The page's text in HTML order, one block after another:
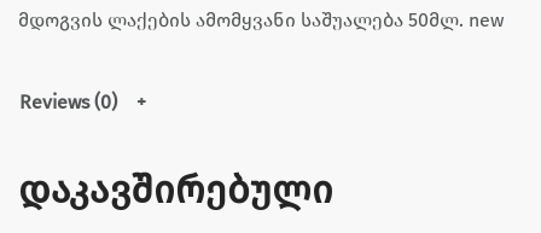
მდოგვის ლაქების ამომყვანი საშუალება 50მლ. new
Reviews (0)
დაკავშირებული